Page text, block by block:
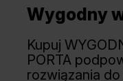
Wygodny
Kupuj
PORTA
rozwiązania